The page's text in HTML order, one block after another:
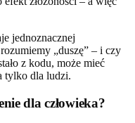
jednoznacznej
„duszę” – i czy
z kodu, może mieć
tylko dla ludzi.
dla człowieka?